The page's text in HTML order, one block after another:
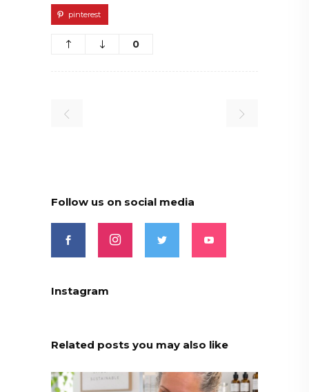
pinterest
0
Follow us on social media
Instagram
Related posts you may also like